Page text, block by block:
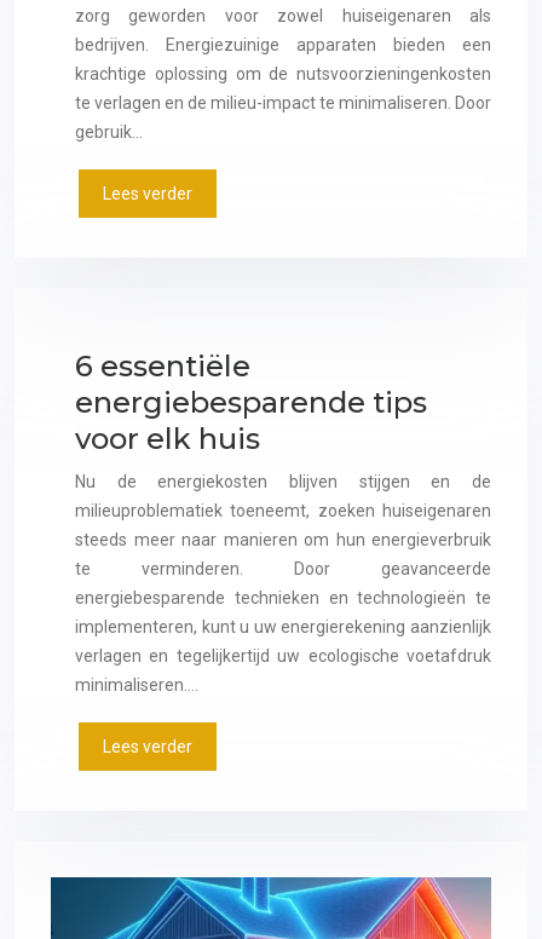
zorg geworden voor zowel huiseigenaren als
bedrijven. Energiezuinige apparaten bieden een
krachtige oplossing om de nutsvoorzieningenkosten
te verlagen en de milieu-impact te minimaliseren. Door
gebruik…
Lees verder
6 essentiële
energiebesparende tips
voor elk huis
Nu de energiekosten blijven stijgen en de
milieuproblematiek toeneemt, zoeken huiseigenaren
steeds meer naar manieren om hun energieverbruik
te verminderen. Door geavanceerde
energiebesparende technieken en technologieën te
implementeren, kunt u uw energierekening aanzienlijk
verlagen en tegelijkertijd uw ecologische voetafdruk
minimaliseren….
Lees verder